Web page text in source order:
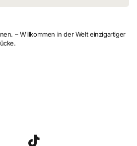
– Willkommen in der Welt einzigartiger